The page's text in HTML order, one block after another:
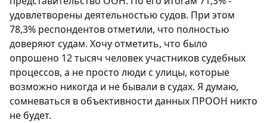
удовлетворены деятельностью судов. При этом
78,3% респондентов отметили, что полностью
доверяют судам. Хочу отметить, что было
опрошено 12 тысяч человек участников судебных
процессов, а не просто люди с улицы, которые
возможно никогда и не бывали в судах. Я думаю,
сомневаться в объективности данных ПРООН никто
не будет.